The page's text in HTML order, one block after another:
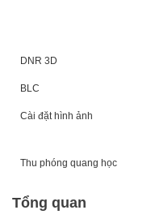
DNR 3D
BLC
Cài đặt hình ảnh
Thu phóng quang học
Tổng quan